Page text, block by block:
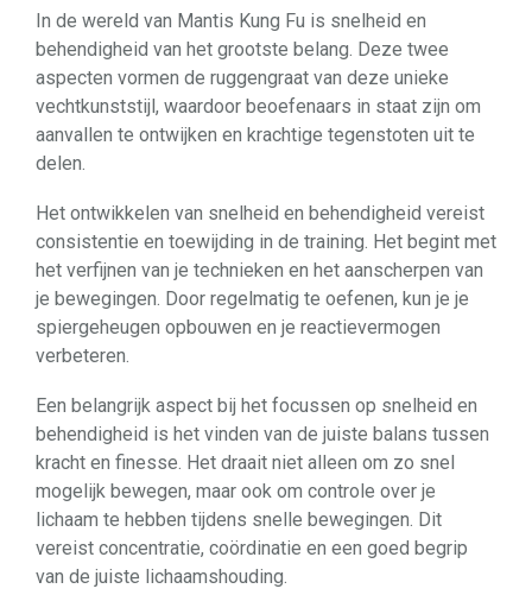
In de wereld van Mantis Kung Fu is snelheid en
behendigheid van het grootste belang. Deze twee
aspecten vormen de ruggengraat van deze unieke
vechtkunststijl, waardoor beoefenaars in staat zijn om
aanvallen te ontwijken en krachtige tegenstoten uit te
delen.
Het ontwikkelen van snelheid en behendigheid vereist
consistentie en toewijding in de training. Het begint met
het verfijnen van je technieken en het aanscherpen van
je bewegingen. Door regelmatig te oefenen, kun je je
spiergeheugen opbouwen en je reactievermogen
verbeteren.
Een belangrijk aspect bij het focussen op snelheid en
behendigheid is het vinden van de juiste balans tussen
kracht en finesse. Het draait niet alleen om zo snel
mogelijk bewegen, maar ook om controle over je
lichaam te hebben tijdens snelle bewegingen. Dit
vereist concentratie, coördinatie en een goed begrip
van de juiste lichaamshouding.